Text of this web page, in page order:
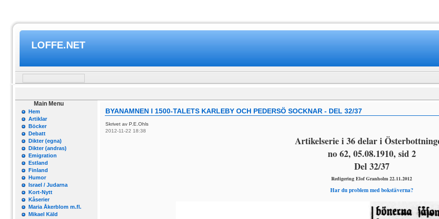
LOFFE.NET
Main Menu
Hem
Artiklar
Böcker
Debatt
Dikter (egna)
Dikter (andras)
Emigration
Estland
Finland
Humor
Israel / Judarna
Kort-Nytt
Kåserier
Maria Åkerblom m.fl.
Mikael Käld
BYANAMNEN I 1500-TALETS KARLEBY OCH PEDERSÖ SOCKNAR - DEL 32/37
Skrivet av P.E.Ohls
2012-11-22 18:38
Artikelserie i 36 delar i
no 62, 05.08.1910, sid 2
Del 32/37
Redigering Elof Granholm 22.11.2012
Har du problem med bokstäverna?